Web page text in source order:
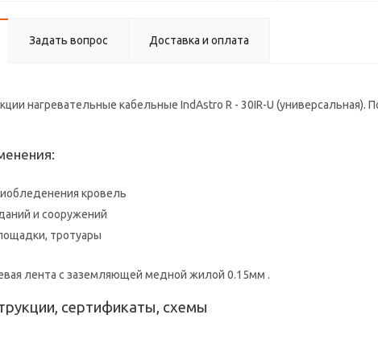
Задать вопрос Доставка и оплата
нагревательные кабельные IndAstro R - 30IR-U (универсальная).
кровель
и сооружений
тротуары
лента с заземляющей медной жилой 0.15мм .
сертификаты, схемы